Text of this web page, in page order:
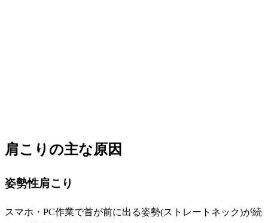
肩こりの主な原因
姿勢性肩こり
スマホ・PC作業で首が前に出る姿勢(ストレートネック)が続